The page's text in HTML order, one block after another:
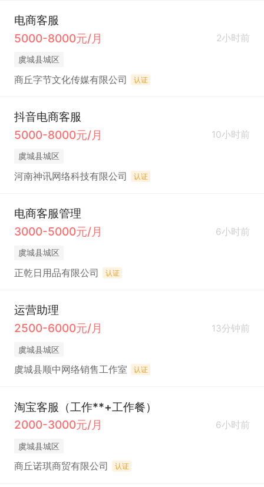
电商客服
5000-8000元/月
2小时前
虞城县城区
商丘字节文化传媒有限公司 认证
抖音电商客服
5000-8000元/月
10小时前
虞城县城区
河南神讯网络科技有限公司 认证
电商客服管理
3000-5000元/月
6小时前
虞城县城区
正乾日用品有限公司 认证
运营助理
2500-6000元/月
13分钟前
虞城县城区
虞城县顺中网络销售工作室 认证
淘宝客服（工作**+工作餐）
2000-3000元/月
6小时前
虞城县城区
商丘诺琪商贸有限公司 认证